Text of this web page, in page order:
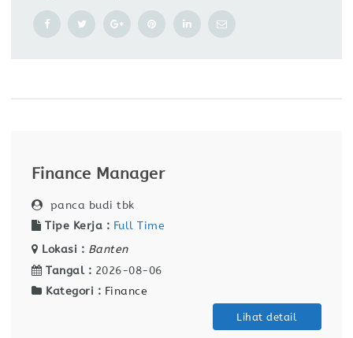
Finance Manager
panca budi tbk
Tipe Kerja : Full Time
Lokasi : Banten
Tangal : 2026-08-06
Kategori : Finance
Lihat detail